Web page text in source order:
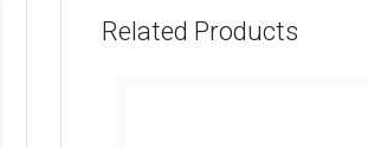
Related Products